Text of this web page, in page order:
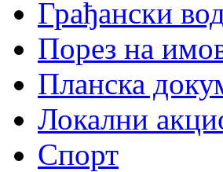
Грађански
Порез на
Планска
Локални
Спорт